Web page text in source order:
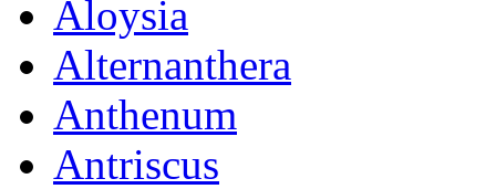
Aloysia
Alternanthera
Anthenum
Antriscus